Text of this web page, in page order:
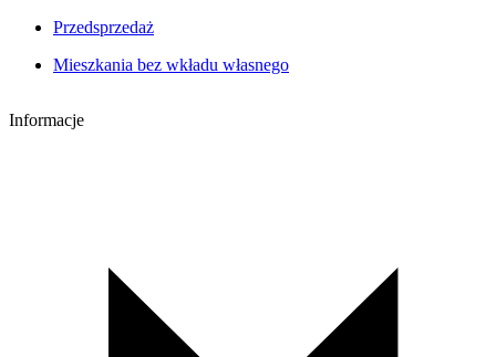
Przedsprzedaż
Mieszkania bez wkładu własnego
Informacje